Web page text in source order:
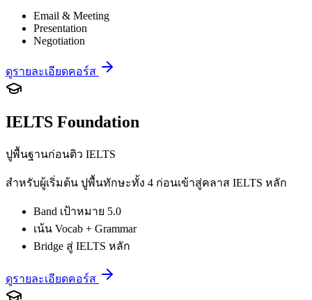
Email & Meeting
Presentation
Negotiation
ดูรายละเอียดคอร์ส
IELTS Foundation
ปูพื้นฐานก่อนติว IELTS
สำหรับผู้เริ่มต้น ปูพื้นทักษะทั้ง 4 ก่อนเข้าสู่คลาส IELTS หลัก
Band เป้าหมาย 5.0
เน้น Vocab + Grammar
Bridge สู่ IELTS หลัก
ดูรายละเอียดคอร์ส